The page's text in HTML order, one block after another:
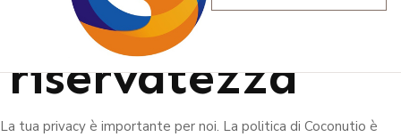
politica sulla
riservatezza
La tua privacy è importante per noi. La politica di Coconutio è